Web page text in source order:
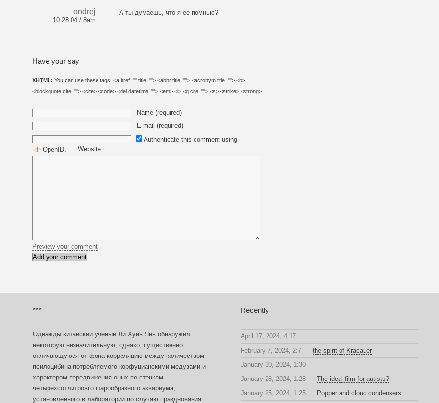
ondrej
10.28.04 / 8am
А ты думаешь, что я ее помнью?
Have your say
XHTML: You can use these tags: <a href="" title=""> <abbr title=""> <acronym title=""> <b>
<blockquote cite=""> <cite> <code> <del datetime=""> <em> <i> <q cite=""> <s> <strike> <strong>
Name (required)
E-mail (required)
Authenticate this comment using
OpenID. Website
Preview your comment
***
Однажды китайский ученый Ли Хунь Янь обнаружил
некоторую незначительную, однако, существенно
отличающуюся от фона корреляцию между количеством
псилоцибина потребляемого корфуцианскими медузами и
характером передвижения оных по стенкам
четырехсотлитровго шарообразного аквариума,
установленного в лаборатории по случаю празднования
Recently
April 17, 2024, 4:17
February 7, 2024, 2:7
the spirit of Kracauer
January 30, 2024, 1:30
January 28, 2024, 1:28
The ideal film for autists?
January 25, 2024, 1:25
Popper and cloud condensers